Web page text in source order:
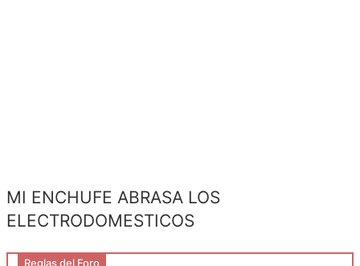
MI ENCHUFE ABRASA LOS
ELECTRODOMESTICOS
Reglas del Foro